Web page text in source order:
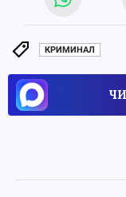
КРИМИНАЛ